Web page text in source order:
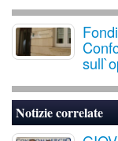
Notizie correlate